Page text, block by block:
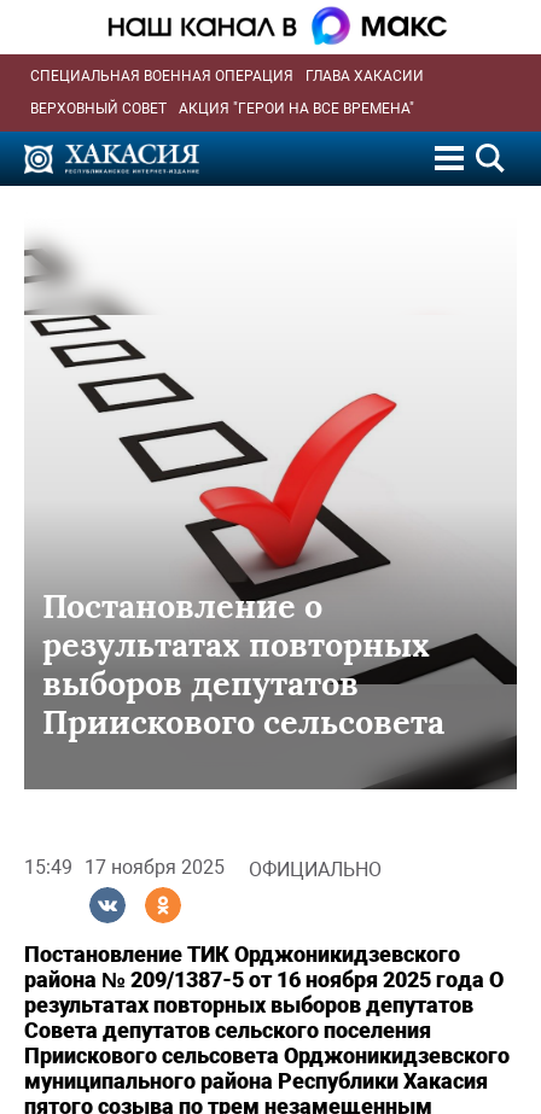
СПЕЦИАЛЬНАЯ ВОЕННАЯ ОПЕРАЦИЯ
ГЛАВА ХАКАСИИ
ВЕРХОВНЫЙ СОВЕТ
АКЦИЯ "ГЕРОИ НА ВСЕ ВРЕМЕНА"
Постановление о
результатах повторных
выборов депутатов
Приискового сельсовета
15:49 17 ноября 2025 ОФИЦИАЛЬНО
Постановление ТИК Орджоникидзевского
района № 209/1387-5 от 16 ноября 2025 года О
результатах повторных выборов депутатов
Совета депутатов сельского поселения
Приискового сельсовета Орджоникидзевского
муниципального района Республики Хакасия
пятого созыва по трем незамещенным